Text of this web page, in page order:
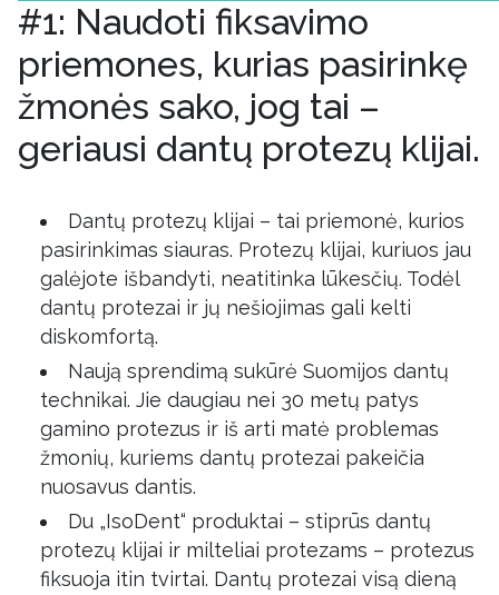
#1: Naudoti fiksavimo
priemones, kurias pasirinkę
žmonės sako, jog tai –
geriausi dantų protezų klijai.
Dantų protezų klijai – tai priemonė, kurios
pasirinkimas siauras. Protezų klijai, kuriuos jau
galėjote išbandyti, neatitinka lūkesčių. Todėl
dantų protezai ir jų nešiojimas gali kelti
diskomfortą.
Naują sprendimą sukūrė Suomijos dantų
technikai. Jie daugiau nei 30 metų patys
gamino protezus ir iš arti matė problemas
žmonių, kuriems dantų protezai pakeičia
nuosavus dantis.
Du „IsoDent“ produktai – stiprūs dantų
protezų klijai ir milteliai protezams – protezus
fiksuoja itin tvirtai. Dantų protezai visą dieną